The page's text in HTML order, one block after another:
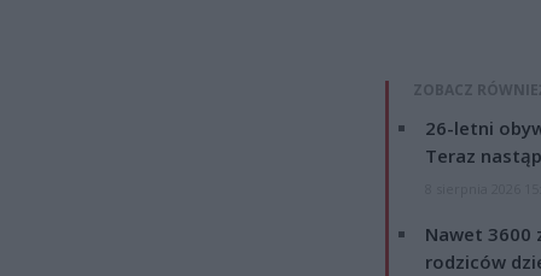
ZOBACZ
26-letni
Teraz
Nawet 3600
rodziców